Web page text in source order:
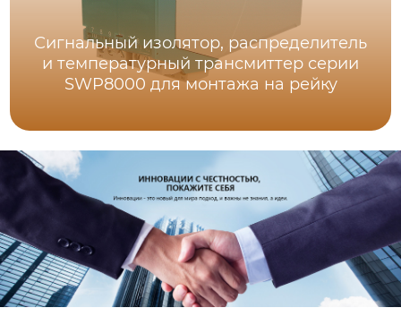
Сигнальный изолятор, распределитель
и температурный трансмиттер серии
SWP8000 для монтажа на рейку